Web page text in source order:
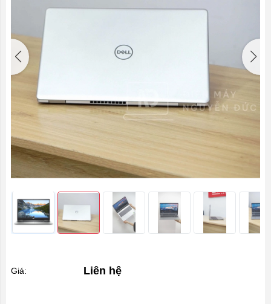
Giá: Liên hệ